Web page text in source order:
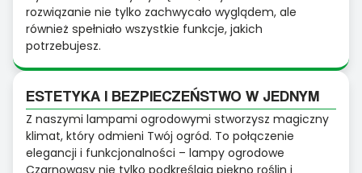
rozwiązanie nie tylko zachwycało wyglądem, ale
również spełniało wszystkie funkcje, jakich
potrzebujesz.
ESTETYKA I BEZPIECZEŃSTWO W JEDNYM
Z naszymi lampami ogrodowymi stworzysz magiczny
klimat, który odmieni Twój ogród. To połączenie
elegancji i funkcjonalności – lampy ogrodowe